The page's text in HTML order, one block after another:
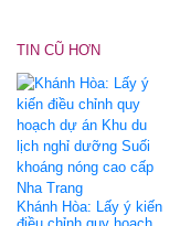
TIN CŨ HƠN
Khánh Hòa: Lấy ý kiến